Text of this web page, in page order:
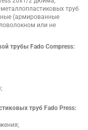
труб
(армированные
или не
трубы Fado Compress:
труб Fado Press: